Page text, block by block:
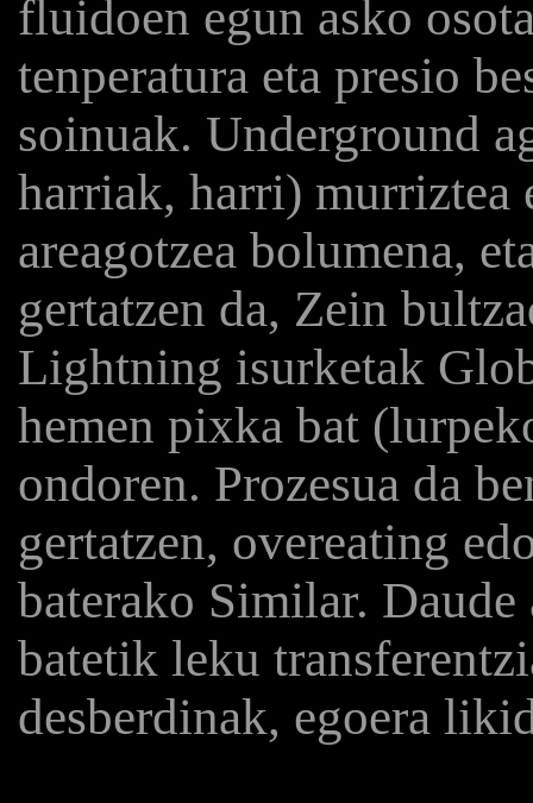
fluidoen egun asko
tenperatura eta presio
soinuak. Underground
harriak, harri) murriztea
areagotzea bolumena,
gertatzen da, Zein
Lightning isurketak
hemen pixka bat
ondoren. Prozesua da
gertatzen, overeating
baterako Similar.
batetik leku
desberdinak, egoera